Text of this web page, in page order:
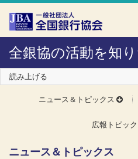
本文へスキップ
障がい者向け相談窓口
全銀協の活動を知
読み上げる
ニュース＆トピックス
広報トピッ
ニュース＆トピックス